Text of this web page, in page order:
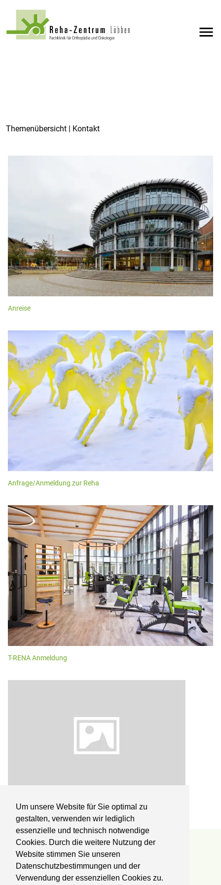
Um unsere Website für Sie optimal zu
gestalten, verwenden wir lediglich
essenzielle und technisch notwendige
Cookies. Durch die weitere Nutzung der
Website stimmen Sie unseren
Datenschutzbestimmungen und der
Verwendung der essenziellen Cookies zu.
menu
Themenübersicht | Kontakt
Anreise
Anfrage/Anmeldung zur Reha
T-RENA Anmeldung
Fundsachen
Reha-Zentrum Lübben
Kliniken Professor Dr. Schedel GmbH
Fachklinik für Orthopädie und Onkologie